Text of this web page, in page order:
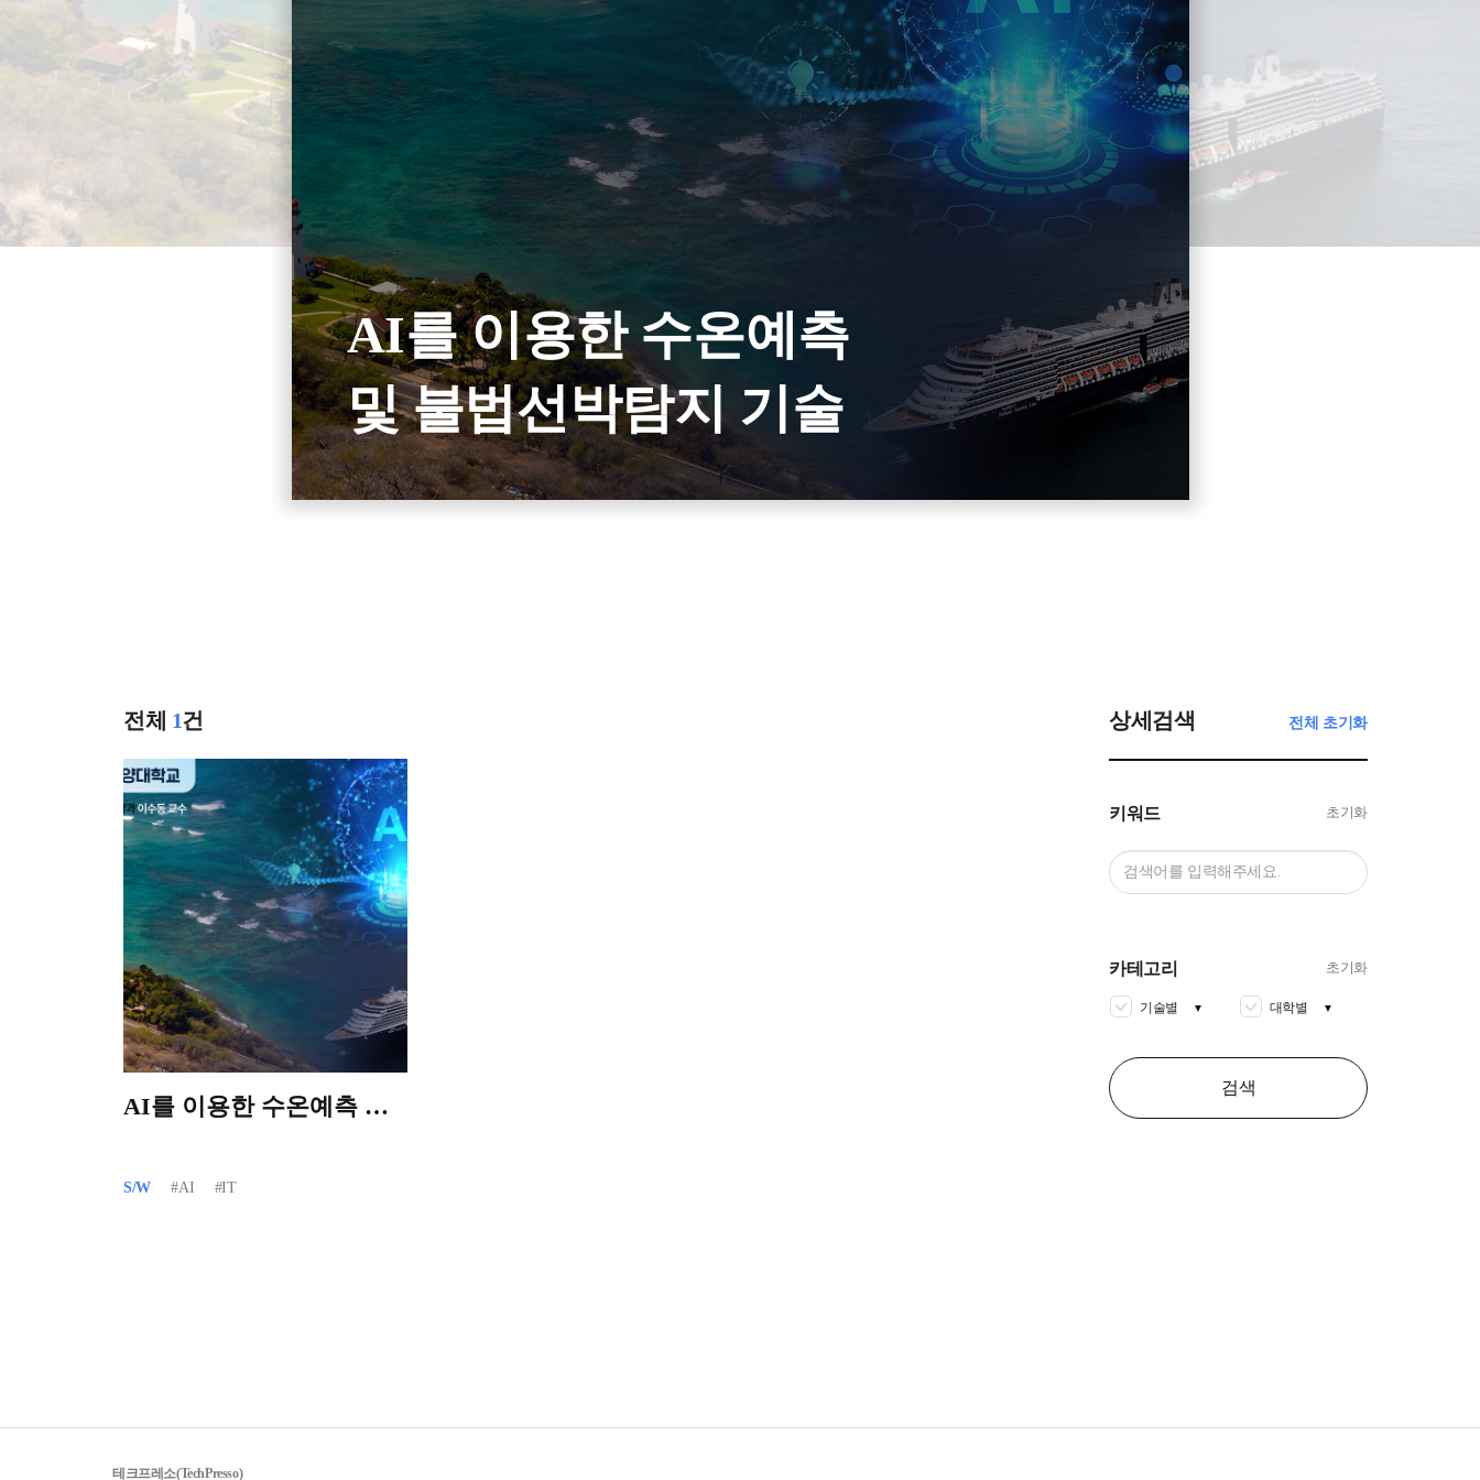
AI를 이용한 수온예측
및 불법선박탐지 기술
전체 1건
AI를 이용한 수온예측 및
S/W #AI #IT
상세검색 전체 초기화
키워드 초기화
카테고리 초기화
기술별 ▼ 대학별 ▼
검색
테크프레소(TechPresso)